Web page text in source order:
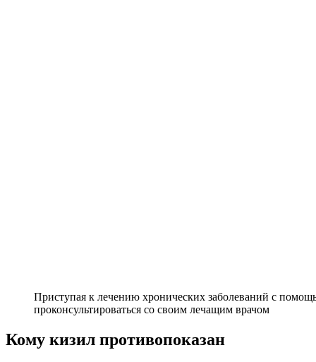
Приступая к лечению хронических заболеваний с
проконсультироваться со своим лечащим врачом
Кому кизил противопоказан